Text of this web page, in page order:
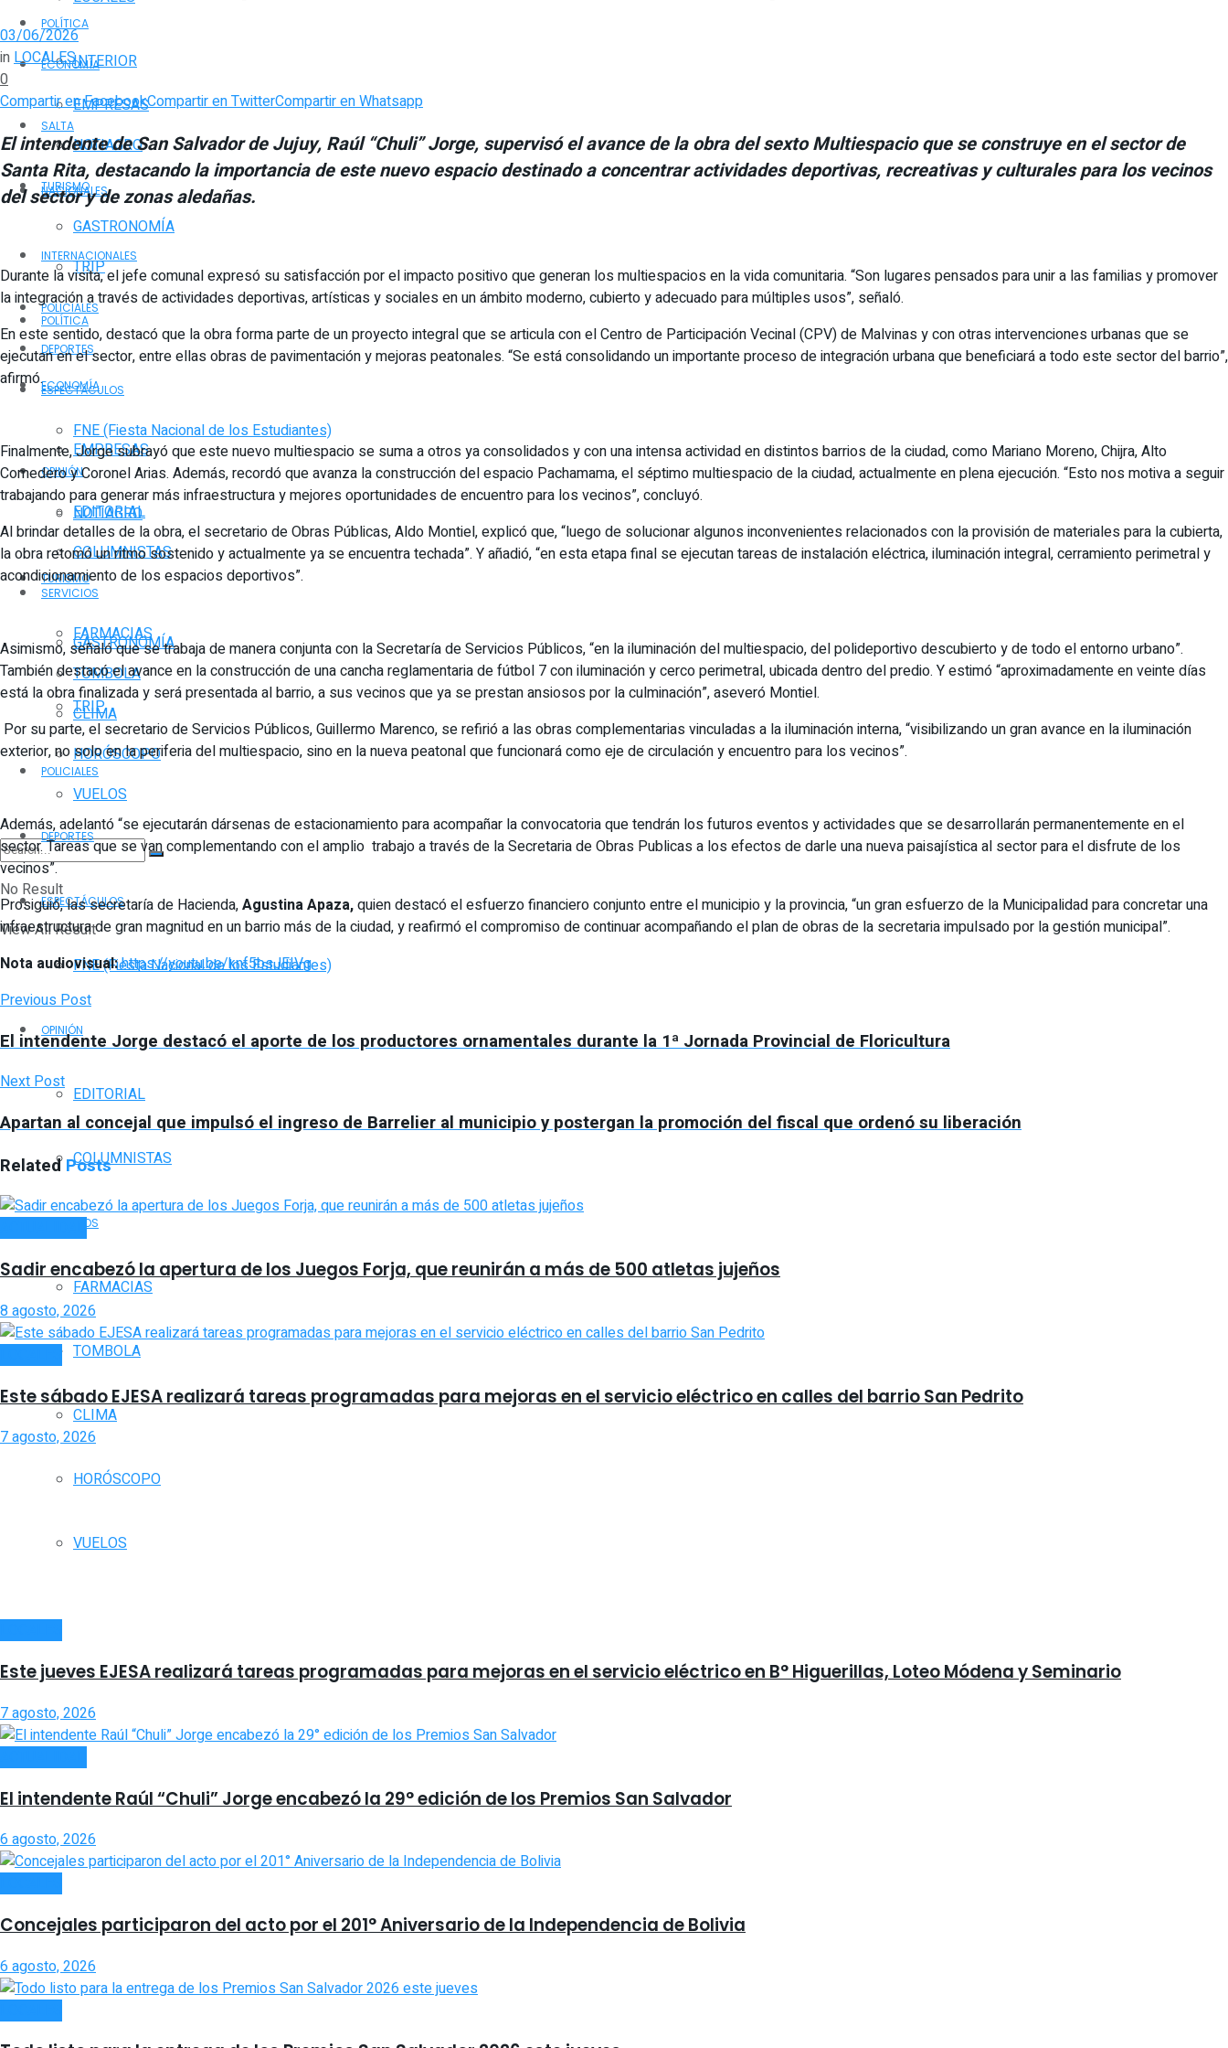
POLÍTICA
ECONOMÍA
EMPRESAS
NOTIAGRO
TURISMO
GASTRONOMÍA
TRIP
POLICIALES
DEPORTES
ESPECTÁCULOS
FNE (Fiesta Nacional de los Estudiantes)
OPINIÓN
EDITORIAL
COLUMNISTAS
SERVICIOS
FARMACIAS
TOMBOLA
CLIMA
HORÓSCOPO
VUELOS
No Result
View All Result
INTERIOR
SALTA
NACIONALES
INTERNACIONALES
POLÍTICA
ECONOMÍA
EMPRESAS
NOTIAGRO
TURISMO
GASTRONOMÍA
TRIP
POLICIALES
DEPORTES
ESPECTÁCULOS
FNE (Fiesta Nacional de los Estudiantes)
OPINIÓN
EDITORIAL
COLUMNISTAS
SERVICIOS
FARMACIAS
TOMBOLA
CLIMA
HORÓSCOPO
VUELOS
03/06/2026
inLOCALES
0
Compartir en FacebookCompartir en TwitterCompartir en Whatsapp
El intendente de San Salvador de Jujuy, Raúl “Chuli” Jorge, supervisó el avance de la obra del sexto Multiespacio que se construye en el sector de
Santa Rita, destacando la importancia de este nuevo espacio destinado a concentrar actividades deportivas, recreativas y culturales para los vecinos
del sector y de zonas aledañas.
Durante la visita, el jefe comunal expresó su satisfacción por el impacto positivo que generan los multiespacios en la vida comunitaria. “Son lugares pensados para unir a las familias y promover
la integración a través de actividades deportivas, artísticas y sociales en un ámbito moderno, cubierto y adecuado para múltiples usos”, señaló.
En este sentido, destacó que la obra forma parte de un proyecto integral que se articula con el Centro de Participación Vecinal (CPV) de Malvinas y con otras intervenciones urbanas que se
ejecutan en el sector, entre ellas obras de pavimentación y mejoras peatonales. “Se está consolidando un importante proceso de integración urbana que beneficiará a todo este sector del barrio”,
afirmó.
Finalmente, Jorge subrayó que este nuevo multiespacio se suma a otros ya consolidados y con una intensa actividad en distintos barrios de la ciudad, como Mariano Moreno, Chijra, Alto
Comedero y Coronel Arias. Además, recordó que avanza la construcción del espacio Pachamama, el séptimo multiespacio de la ciudad, actualmente en plena ejecución. “Esto nos motiva a seguir
trabajando para generar más infraestructura y mejores oportunidades de encuentro para los vecinos”, concluyó.
Al brindar detalles de la obra, el secretario de Obras Públicas, Aldo Montiel, explicó que, “luego de solucionar algunos inconvenientes relacionados con la provisión de materiales para la cubierta,
la obra retomó un ritmo sostenido y actualmente ya se encuentra techada”. Y añadió, “en esta etapa final se ejecutan tareas de instalación eléctrica, iluminación integral, cerramiento perimetral y
acondicionamiento de los espacios deportivos”.
Asimismo, señaló que se trabaja de manera conjunta con la Secretaría de Servicios Públicos, “en la iluminación del multiespacio, del polideportivo descubierto y de todo el entorno urbano”.
También destacó el avance en la construcción de una cancha reglamentaria de fútbol 7 con iluminación y cerco perimetral, ubicada dentro del predio. Y estimó “aproximadamente en veinte días
está la obra finalizada y será presentada al barrio, a sus vecinos que ya se prestan ansiosos por la culminación”, aseveró Montiel.
Por su parte, el secretario de Servicios Públicos, Guillermo Marenco, se refirió a las obras complementarias vinculadas a la iluminación interna, “visibilizando un gran avance en la iluminación
exterior, no solo en la periferia del multiespacio, sino en la nueva peatonal que funcionará como eje de circulación y encuentro para los vecinos”.
Además, adelantó “se ejecutarán dársenas de estacionamiento para acompañar la convocatoria que tendrán los futuros eventos y actividades que se desarrollarán permanentemente en el
sector. Tareas que se van complementando con el amplio trabajo a través de la Secretaria de Obras Publicas a los efectos de darle una nueva paisajística al sector para el disfrute de los
vecinos”.
Prosiguió, las secretaría de Hacienda,Agustina Apaza,quien destacó el esfuerzo financiero conjunto entre el municipio y la provincia, “un gran esfuerzo de la Municipalidad para concretar una
infraestructura de gran magnitud en un barrio más de la ciudad, y reafirmó el compromiso de continuar acompañando el plan de obras de la secretaria impulsado por la gestión municipal”.
Nota audiovisual:https://youtu.be/knf5bsJEIVg
Previous Post
El intendente Jorge destacó el aporte de los productores ornamentales durante la 1ª Jornada Provincial de Floricultura
Next Post
Apartan al concejal que impulsó el ingreso de Barrelier al municipio y postergan la promoción del fiscal que ordenó su liberación
RelatedPosts
Sadir encabezó la apertura de los Juegos Forja, que reunirán a más de 500 atletas jujeños
8 agosto, 2026
Este sábado EJESA realizará tareas programadas para mejoras en el servicio eléctrico en calles del barrio San Pedrito
7 agosto, 2026
Este jueves EJESA realizará tareas programadas para mejoras en el servicio eléctrico en B° Higuerillas, Loteo Módena y Seminario
7 agosto, 2026
El intendente Raúl “Chuli” Jorge encabezó la 29° edición de los Premios San Salvador
6 agosto, 2026
Concejales participaron del acto por el 201° Aniversario de la Independencia de Bolivia
6 agosto, 2026